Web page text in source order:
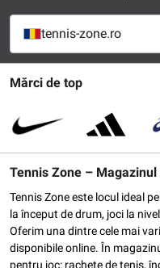
Mărci de top
Tennis Zone –
Tennis Zone este locul ideal
la început de drum, joci la
Oferim una dintre cele mai
disponibile online. În
pentru joc: rachete de tenis,
tennis-zone.ro